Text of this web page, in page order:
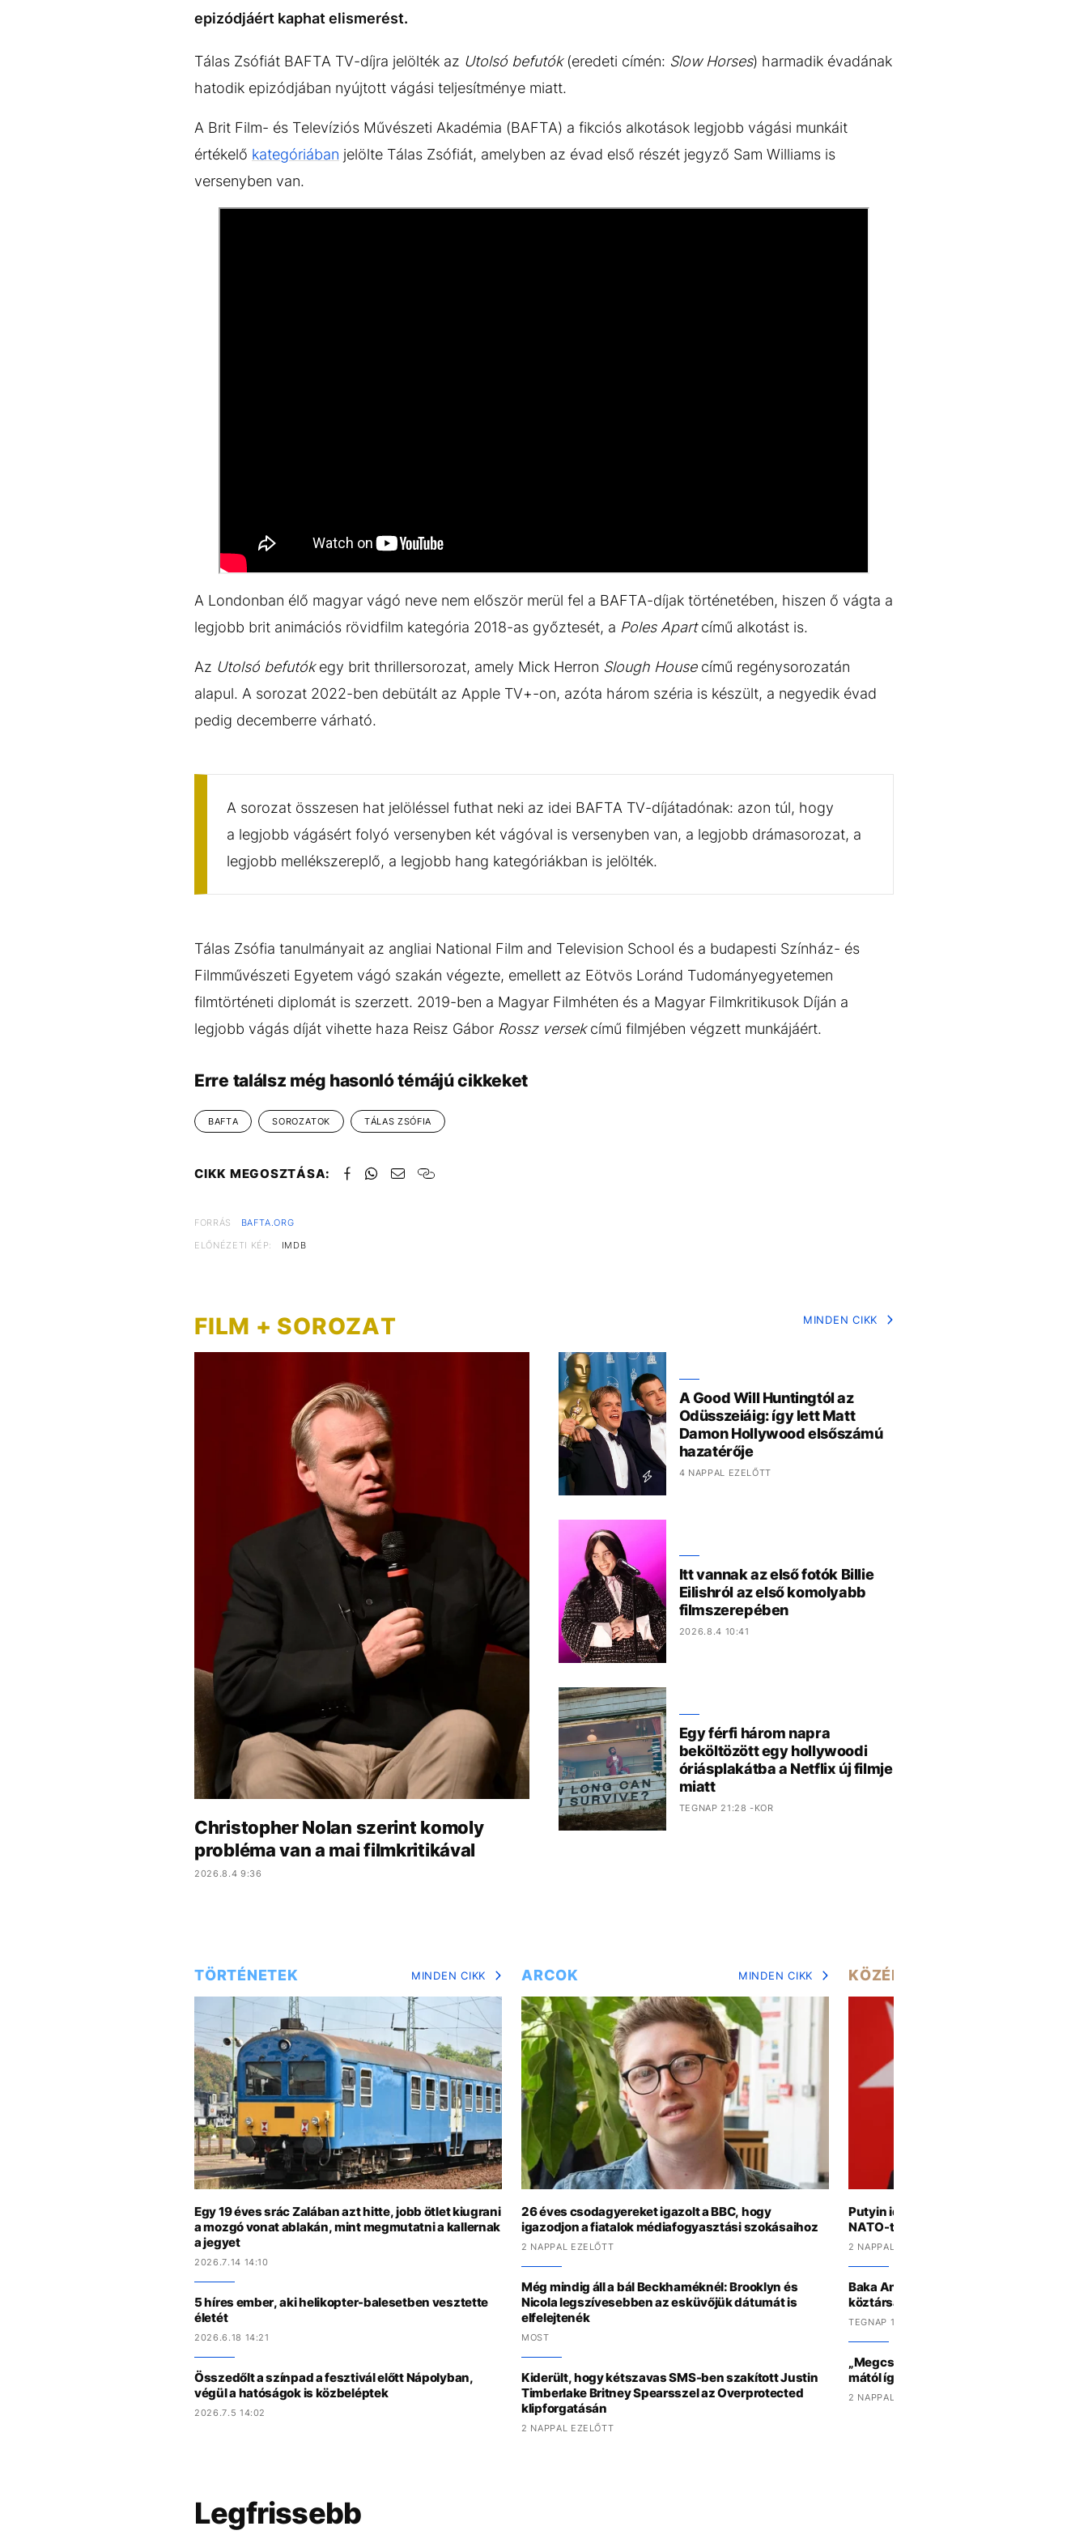
Kvíz Médiaajánlat Impresszum
epizódjáért kaphat elismerést.
Tálas Zsófiát BAFTA TV-díjra jelölték az Utolsó befutók(eredeti címén: Slow Horses) harmadik évadának
hatodik epizódjában nyújtott vágási teljesítménye miatt.
A Brit Film- és Televíziós Művészeti Akadémia (BAFTA) a fikciós alkotások legjobb vágási munkáit
értékelő kategóriában jelölte Tálas Zsófiát, amelyben az évad első részét jegyző Sam Williams is
versenyben van.
A Londonban élő magyar vágó neve nem először merül fel a BAFTA-díjak történetében, hiszen ő vágta a
legjobb brit animációs rövidfilm kategória 2018-as győztesét, a Poles Apartcímű alkotást is.
Az Utolsó befutókegy brit thrillersorozat, amely Mick Herron Slough Housecímű regénysorozatán
alapul. A sorozat 2022-ben debütált az Apple TV+-on, azóta három széria is készült, a negyedik évad
pedig decemberre várható.
A sorozat összesen hat jelöléssel futhat neki az idei BAFTA TV-díjátadónak: azon túl, hogy
a legjobb vágásért folyó versenyben két vágóval is versenyben van, a legjobb drámasorozat, a
legjobb mellékszereplő, a legjobb hang kategóriákban is jelölték.
Tálas Zsófia tanulmányait az angliai National Film and Television School és a budapesti Színház- és
Filmművészeti Egyetem vágó szakán végezte, emellett az Eötvös Loránd Tudományegyetemen
filmtörténeti diplomát is szerzett. 2019-ben a Magyar Filmhéten és a Magyar Filmkritikusok Díján a
legjobb vágás díját vihette haza Reisz Gábor Rossz versekcímű filmjében végzett munkájáért.
Erre találsz még hasonló témájú cikkeket
BAFTA SOROZATOK TÁLAS ZSÓFIA
CIKK MEGOSZTÁSA:
FORRÁS
BAFTA.ORG
ELŐNÉZETI KÉP:
IMDB
FILM + SOROZAT MINDEN CIKK
Christopher Nolan szerint komoly
probléma van a mai filmkritikával
2026.8.4 9:36
A Good Will Huntingtól az
Odüsszeiáig: így lett Matt
Damon Hollywood elsőszámú
hazatérője
4 NAPPAL EZELŐTT
Itt vannak az első fotók Billie
Eilishról az első komolyabb
filmszerepében
2026.8.4 10:41
Egy férfi három napra
beköltözött egy hollywoodi
óriásplakátba a Netflix új filmje
miatt
TEGNAP 21:28 -KOR
TÖRTÉNETEK MINDEN CIKK
Egy 19 éves srác Zalában azt hitte, jobb ötlet kiugrani
a mozgó vonat ablakán, mint megmutatni a kallernak
a jegyet
2026.7.14 14:10
5 híres ember, aki helikopter-balesetben vesztette
életét
2026.6.18 14:21
Összedőlt a színpad a fesztivál előtt Nápolyban,
végül a hatóságok is közbeléptek
2026.7.5 14:02
ARCOK MINDEN CIKK
26 éves csodagyereket igazolt a BBC, hogy
igazodjon a fiatalok médiafogyasztási szokásaihoz
2 NAPPAL EZELŐTT
Még mindig áll a bál Beckhaméknél: Brooklyn és
Nicola legszívesebben az esküvőjük dátumát is
elfelejtenék
MOST
Kiderült, hogy kétszavas SMS-ben szakított Justin
Timberlake Britney Spearsszel az Overprotected
klipforgatásán
2 NAPPAL EZELŐTT
KÖZÉLET
Putyin idén ősztől bármikor
NATO-tagállamot az amerikai
2 NAPPAL EZELŐTT
Baka András lehet Magyarország
köztársasági elnöke
TEGNAP 13:22 -KOR
„Megcsináltuk" – Diadalt hirdetett
mától így készülj az otthoni
2 NAPPAL EZELŐTT
Legfrissebb